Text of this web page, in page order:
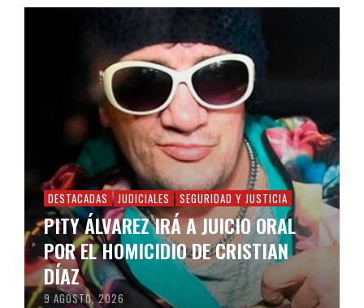
DESTACADAS JUDICIALES SEGURIDAD Y JUSTICIA
PITY ÁLVAREZ IRÁ A JUICIO ORAL
POR EL HOMICIDIO DE CRISTIAN
DÍAZ
9 AGOSTO, 2026